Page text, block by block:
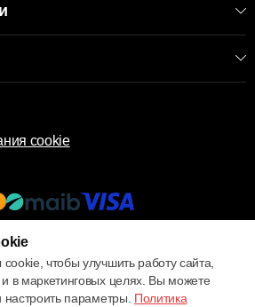
cookie
2013 – 2026 ECOM
чтобы улучшить работу сайта,
в маркетинговых целях. Вы можете
настроить параметры. Политика